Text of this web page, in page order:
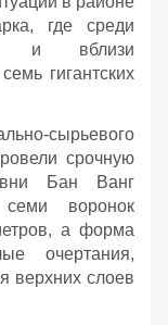
где среди
и вблизи
гигантских
сырьевого
срочную
Бан Ванг
воронок
а форма
очертания,
верхних слоев